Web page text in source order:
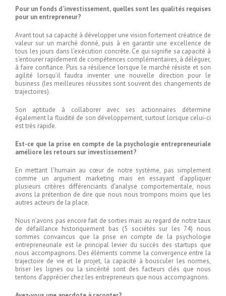
Pour un fonds d’investissement, quelles sont les qualités requises
pour un entrepreneur?
Avant tout sa capacité à développer une vision fortement créatrice de
valeur sur un marché donné, puis à en garantir une excellence de
tous les jours dans l’exécution concrète. Ce qui signifie sa capacité à
s’entourer rapidement de compétences complémentaires, à déléguer,
à faire confiance. Puis sa résilience lorsque le marché résiste et son
agilité lorsqu’il faudra inventer une nouvelle direction pour le
business (les meilleures réussites sont souvent des changements de
trajectoires).
Son aptitude à collaborer avec ses actionnaires détermine
également la fluidité de son développement, surtout lorsque celui-ci
est très rapide.
Est-ce que la prise en compte de la psychologie entrepreneuriale
améliore les retours sur investissement?
En mettant l’humain au cœur de notre système, pas simplement
comme un argument marketing mais en essayant d’appliquer
plusieurs critères différenciants d’analyse comportementale, nous
avons la prétention de dire que nous nous trompons moins que les
autres acteurs de la place.
Nous n’avons pas encore fait de sorties mais au regard de notre taux
de défaillance historiquement bas (5 sociétés sur les 74) nous
sommes convaincus que la prise en compte de la psychologie
entrepreneuriale est le principal levier du succès des startups que
nous accompagnons. Des éléments comme la convergence entre la
trajectoire de vie et le projet, la capacité à bousculer les normes,
briser les lignes ou la sincérité sont des facteurs clés que nous
tentons d’apprécier chez les entrepreneurs que nous accompagnons.